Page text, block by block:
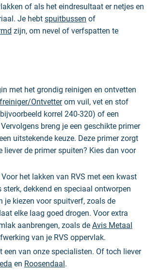
of als het eindresultaat er netjes en
Je hebt spuitbussen of
zijn, om nevel of verfspatten te
met het grondig reinigen en ontvetten
Ontvetterom vuil, vet en stof
korrel 240-320) of een
breng je een geschikte primer
uitstekende keuze. Deze primer zorgt
de primer spuiten? Kies dan voor
het lakken van RVS met een kwast
sterk, dekkend en speciaal ontworpen
je kiezen voor spuitverf, zoals de
elke laag goed drogen. Voor extra
aanbrengen, zoals de Avis Metaal
van je RVS oppervlak.
een van onze specialisten. Of toch liever
en Roosendaal.